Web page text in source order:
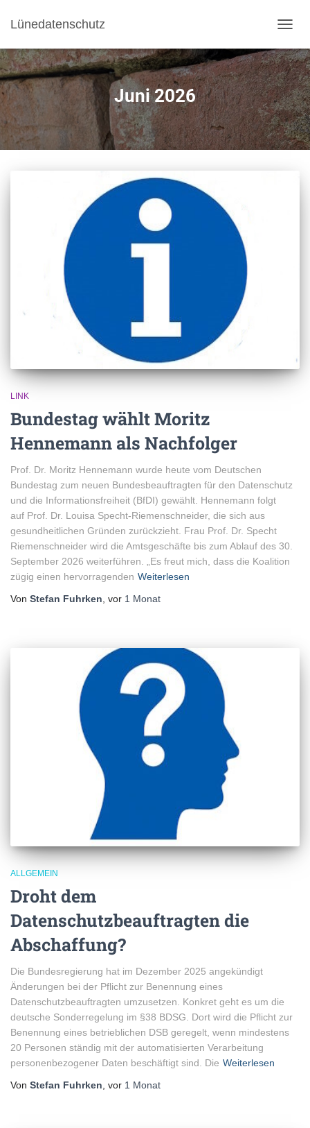
Lünedatenschutz
Juni 2026
LINK
Bundestag wählt Moritz
Hennemann als Nachfolger
Prof. Dr. Moritz Hennemann wurde heute vom Deutschen
Bundestag zum neuen Bundesbeauftragten für den Datenschutz
und die Informationsfreiheit (BfDI) gewählt. Hennemann folgt
auf Prof. Dr. Louisa Specht-Riemenschneider, die sich aus
gesundheitlichen Gründen zurückzieht. Frau Prof. Dr. Specht
Riemenschneider wird die Amtsgeschäfte bis zum Ablauf des 30.
September 2026 weiterführen. „Es freut mich, dass die Koalition
zügig einen hervorragenden Weiterlesen
Von Stefan Fuhrken , vor 1 Monat
ALLGEMEIN
Droht dem
Datenschutzbeauftragten die
Abschaffung?
Die Bundesregierung hat im Dezember 2025 angekündigt
Änderungen bei der Pflicht zur Benennung eines
Datenschutzbeauftragten umzusetzen. Konkret geht es um die
deutsche Sonderregelung im §38 BDSG. Dort wird die Pflicht zur
Benennung eines betrieblichen DSB geregelt, wenn mindestens
20 Personen ständig mit der automatisierten Verarbeitung
personenbezogener Daten beschäftigt sind. Die Weiterlesen
Von Stefan Fuhrken , vor 1 Monat